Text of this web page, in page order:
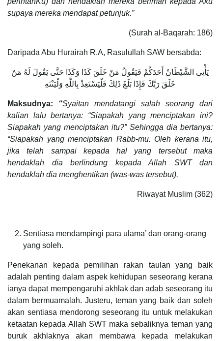
supaya mereka mendapat petunjuk.”
(Surah al-Baqarah: 186)
Daripada Abu Hurairah R.A, Rasulullah SAW bersabda:
يَأْتِى الشَّيْطَانُ أَحَدَكُمْ فَيَقُولُ مَنْ خَلَقَ كَذَا وَكَذَا حَتَّى يَقُولَ لَهُ مَنْ
خَلَقَ رَبَّكَ فَإِذَا بَلَغَ ذَلِكَ فَلْيَسْتَعِذْ بِاللَّهِ وَلْيَنْتَهِ
Maksudnya: “Syaitan mendatangi salah seorang dari
kalian lalu bertanya: “Siapakah yang menciptakan ini?
Siapakah yang menciptakan itu?” Sehingga dia bertanya:
“Siapakah yang menciptakan Rabb-mu. Oleh kerana itu,
jika telah sampai kepada hal yang tersebut maka
hendaklah dia berlindung kepada Allah SWT dan
hendaklah dia menghentikan (was-was tersebut).
Riwayat Muslim (362)
Sentiasa mendampingi para ulama’ dan orang-orang
yang soleh.
Penekanan kepada pemilihan rakan taulan yang baik
adalah penting dalam aspek kehidupan seseorang kerana
ianya dapat mempengaruhi akhlak dan adab seseorang itu
dalam bermuamalah. Justeru, teman yang baik dan soleh
akan sentiasa mendorong seseorang itu untuk melakukan
ketaatan kepada Allah SWT maka sebaliknya teman yang
buruk akhlaknya akan membawa kepada melakukan